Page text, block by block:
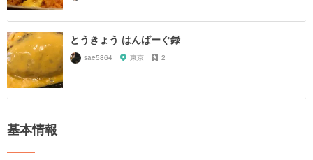
とうきょう はんばーぐ録
sae5864 東京 2
基本情報